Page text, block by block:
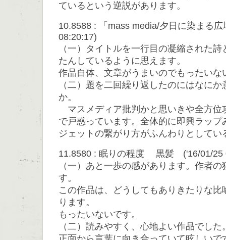
ているという逆説があります。
10.8588 : 「mass media/夕日に染ま
08:20:17)
（一）タイトルを一行目の凝縮された
たんしているように思えます。
作品自体、文章がうまいのでもったいな
（二）題を二回繰り返したのにはなに
か。
マスメディア批判かと思いきや全方位
で戸惑っています。全体的に即興ラップ
ジェットの繋がり方がふんわりとして
11.8580 : 眠りの程度 黒髪 ('16/01/25
（一）あと一歩の感があります。作者
す。
この作品は、どうしてもありきたりな
ります。
もったいないです。
（二）読みやすく、心地よい作品でし